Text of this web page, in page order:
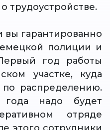
трудоустройстве.
вы гарантированно
полиции и
год работы
участке, куда
по распределению.
надо будет
отряде